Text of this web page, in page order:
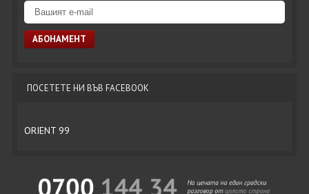
ПОСЕТЕТЕ НИ ВЪВ FACEBOOK
ORIENT 99